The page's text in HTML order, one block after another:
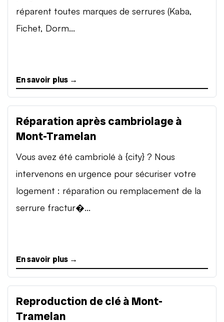
réparent toutes marques de serrures (Kaba,
Fichet, Dorm...
En savoir plus →
Réparation après cambriolage à
Mont-Tramelan
Vous avez été cambriolé à {city} ? Nous
intervenons en urgence pour sécuriser votre
logement : réparation ou remplacement de la
serrure fractur�...
En savoir plus →
Reproduction de clé à Mont-
Tramelan